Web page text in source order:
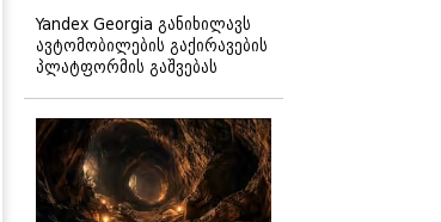
Yandex Georgia განიხილავს
ავტომობილების გაქირავების
პლატფორმის გაშვებას